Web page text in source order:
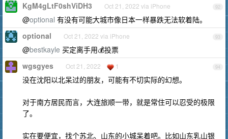
92
KgM4gLtF0shViDH3 Oct 21, 2022 via iPhone
@optional 有没有可能大城市像日本一样暴跌无法软着陆。
93
optional Oct 21, 2022 via iPhone
@bestkayle 买定离手用💰投票
94
wgsgyes Oct 21, 2022 1
没在沈阳以北呆过的朋友，可能有不切实际的幻想。
对于南方居民而言，大连旅顺一带，就是常住可以忍受的极限
了。
实在要便宜，找个苏北、山东的小城呆着吧。比如山东乳山银